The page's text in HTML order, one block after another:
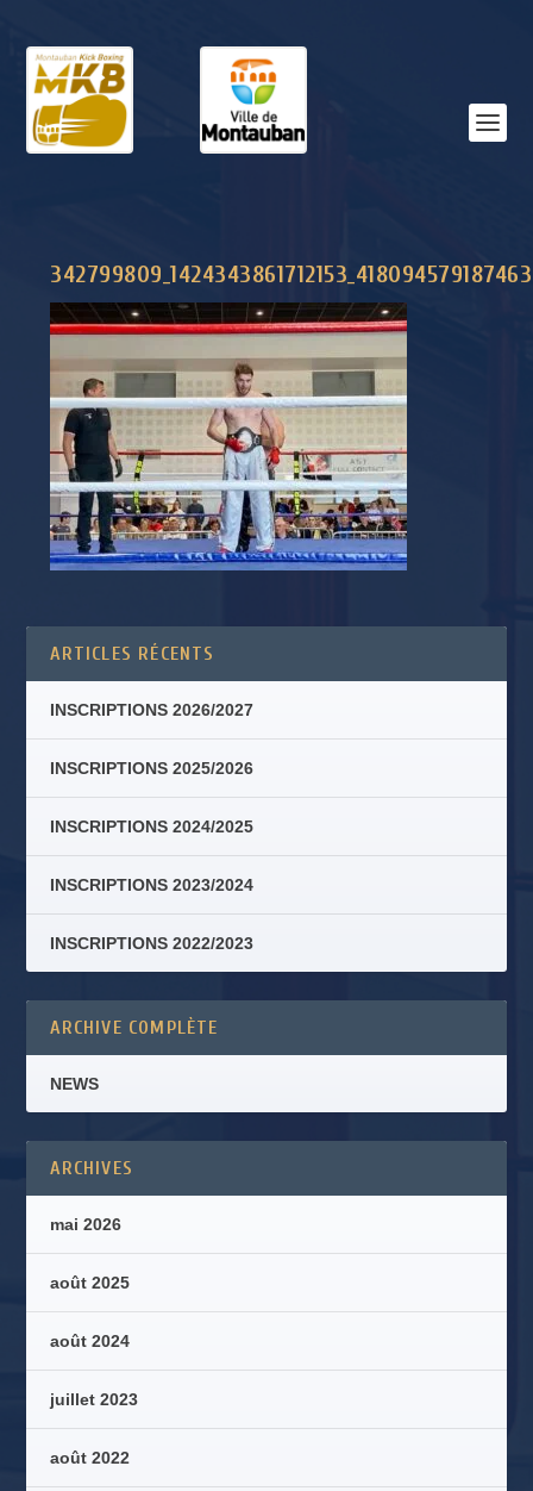
ARTICLES RÉCENTS
INSCRIPTIONS 2026/2027
INSCRIPTIONS 2025/2026
INSCRIPTIONS 2024/2025
INSCRIPTIONS 2023/2024
INSCRIPTIONS 2022/2023
ARCHIVE COMPLÈTE
NEWS
ARCHIVES
mai 2026
août 2025
août 2024
juillet 2023
août 2022